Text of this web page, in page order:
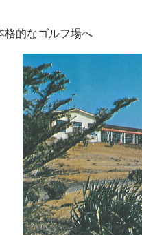
格的なゴルフ場へ